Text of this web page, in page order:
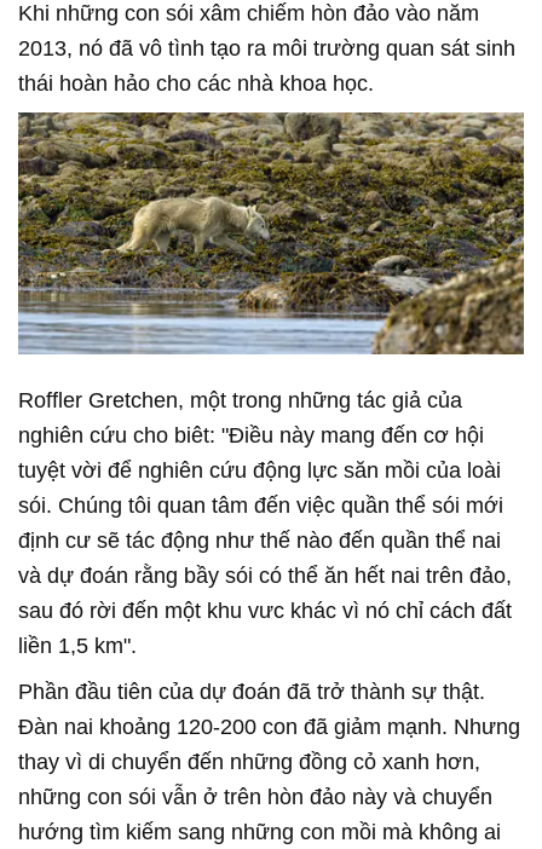
Khi những con sói xâm chiếm hòn đảo vào năm
2013, nó đã vô tình tạo ra môi trường quan sát sinh
thái hoàn hảo cho các nhà khoa học.
Roffler Gretchen, một trong những tác giả của
nghiên cứu cho biêt: "Điều này mang đến cơ hội
tuyệt vời để nghiên cứu động lực săn mồi của loài
sói. Chúng tôi quan tâm đến việc quần thể sói mới
định cư sẽ tác động như thế nào đến quần thể nai
và dự đoán rằng bầy sói có thể ăn hết nai trên đảo,
sau đó rời đến một khu vưc khác vì nó chỉ cách đất
liền 1,5 km".
Phần đầu tiên của dự đoán đã trở thành sự thật.
Đàn nai khoảng 120-200 con đã giảm mạnh. Nhưng
thay vì di chuyển đến những đồng cỏ xanh hơn,
những con sói vẫn ở trên hòn đảo này và chuyển
hướng tìm kiếm sang những con mồi mà không ai